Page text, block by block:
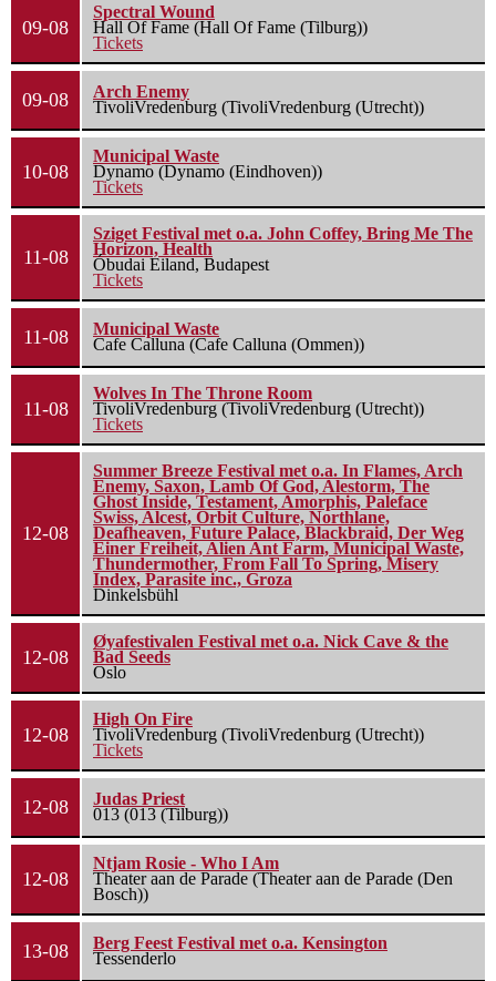
09-08
Spectral Wound
Hall Of Fame (Hall Of Fame (Tilburg))
Tickets
09-08
Arch Enemy
TivoliVredenburg (TivoliVredenburg (Utrecht))
10-08
Municipal Waste
Dynamo (Dynamo (Eindhoven))
Tickets
11-08
Sziget Festival met o.a. John Coffey, Bring Me The
Horizon, Health
Óbudai Eiland, Budapest
Tickets
11-08
Municipal Waste
Cafe Calluna (Cafe Calluna (Ommen))
11-08
Wolves In The Throne Room
TivoliVredenburg (TivoliVredenburg (Utrecht))
Tickets
12-08
Summer Breeze Festival met o.a. In Flames, Arch
Enemy, Saxon, Lamb Of God, Alestorm, The
Ghost Inside, Testament, Amorphis, Paleface
Swiss, Alcest, Orbit Culture, Northlane,
Deafheaven, Future Palace, Blackbraid, Der Weg
Einer Freiheit, Alien Ant Farm, Municipal Waste,
Thundermother, From Fall To Spring, Misery
Index, Parasite inc., Groza
Dinkelsbühl
12-08
Øyafestivalen Festival met o.a. Nick Cave & the
Bad Seeds
Oslo
12-08
High On Fire
TivoliVredenburg (TivoliVredenburg (Utrecht))
Tickets
12-08
Judas Priest
013 (013 (Tilburg))
12-08
Ntjam Rosie - Who I Am
Theater aan de Parade (Theater aan de Parade (Den
Bosch))
13-08
Berg Feest Festival met o.a. Kensington
Tessenderlo